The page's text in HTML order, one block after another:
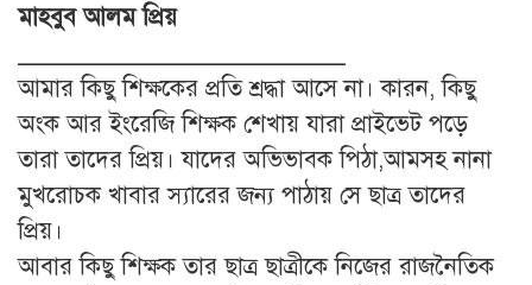
মাহবুব আলম প্রিয়
আমার কিছু শিক্ষকের প্রতি শ্রদ্ধা আসে না। কারন, কিছু
অংক আর ইংরেজি শিক্ষক শেখায় যারা প্রাইভেট পড়ে
তারা তাদের প্রিয়। যাদের অভিভাবক পিঠা,আমসহ নানা
মুখরোচক খাবার স্যারের জন্য পাঠায় সে ছাত্র তাদের
প্রিয়।
আবার কিছু শিক্ষক তার ছাত্র ছাত্রীকে নিজের রাজনৈতিক